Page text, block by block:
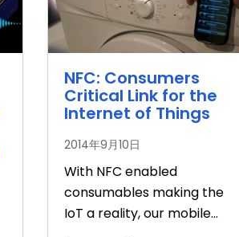
NFC: Consumers
Critical Link for the
Internet of Things
2014年9月10日
With NFC enabled
consumables making the
IoT a reality, our mobile